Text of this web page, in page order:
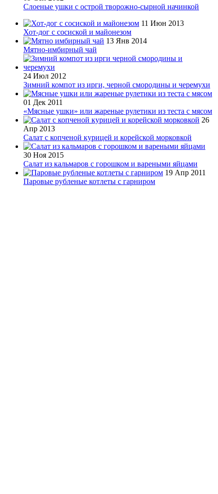
Слоеные ушки с острой творожно-сырной начинкой
11 Июн 2013
Хот-дог с сосиской и майонезом
13 Янв 2014
Мятно-имбирный чай
24 Июл 2012
Зимний компот из ирги, черной смородины и черемухи
01 Дек 2011
«Мясные ушки» или жареные рулетики из теста с мясом
26
Апр 2013
Салат с копченой курицей и корейской морковкой
30 Ноя 2015
Салат из кальмаров с горошком и вареными яйцами
19 Апр 2011
Паровые рубленые котлеты с гарниром